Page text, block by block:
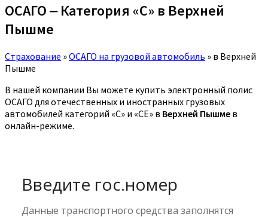
ОСАГО ‒ Категория «C» в Верхней
Пышме
Страхование »ОСАГО на грузовой автомобиль » в Верхней
Пышме
В нашей компании Вы можете купить электронный полис
ОСАГО для отечественных и иностранных грузовых
автомобилей категорий «C» и «CE» в Верхней Пышме в
онлайн-режиме.